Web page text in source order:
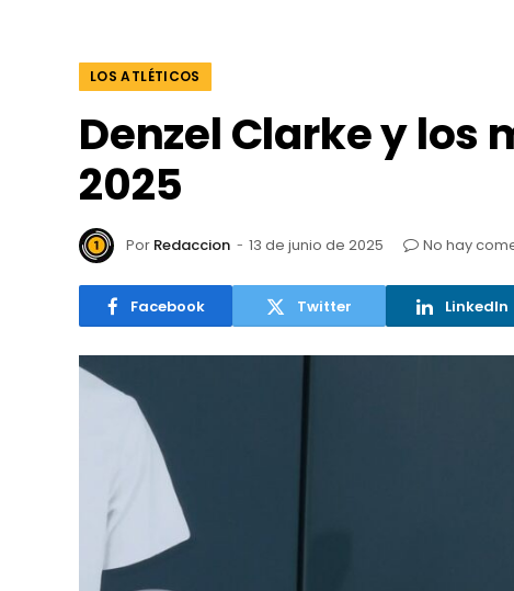
LOS ATLÉTICOS
Denzel Clarke y los
2025
Por Redaccion 13 de junio de 2025 No hay
Facebook Twitter LinkedIn